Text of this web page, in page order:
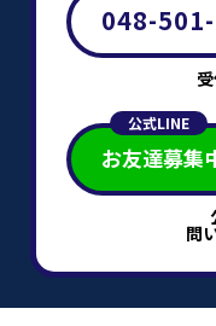
048-
公式LINE
お友達募集
問